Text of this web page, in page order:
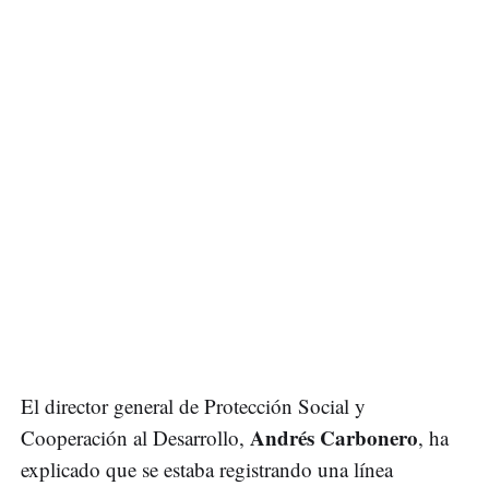
El director general de Protección Social y
Cooperación al Desarrollo, Andrés Carbonero, ha
explicado que se estaba registrando una línea